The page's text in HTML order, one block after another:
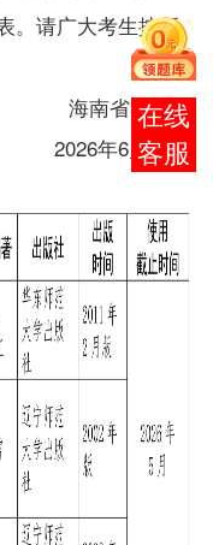
。请广大考生按新
海南省考试局
2026年6 月10日
在线
客服